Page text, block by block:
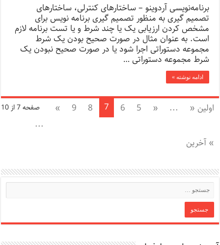
برنامه‌نویسی آردوینو – ساختارهای کنترلی، ساختارهای
تصمیم گیری به منظور تصمیم گیری برنامه نویس برای
مشخص کردن ارزیابی یک یا چند شرط و یا تست برنامه لازم
است. به عنوان مثال در صورت صحیح بودن یک شرط
مجموعه دستوراتی اجرا شود یا در صورت صحیح نبودن یک
شرط مجموعه دستوراتی …
ادامه نوشته »
صفحه 7 از 10 اولین « ...
«
5
6
7
8
9
»
...
» آخرین